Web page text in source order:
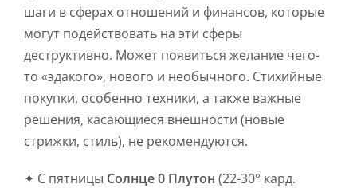
шаги в сферах отношений и финансов, которые
могут подействовать на эти сферы
деструктивно. Может появиться желание чего-
то «эдакого», нового и необычного. Стихийные
покупки, особенно техники, а также важные
решения, касающиеся внешности (новые
стрижки, стиль), не рекомендуются.
✦ С пятницы Солнце 0 Плутон (22-30° кард.